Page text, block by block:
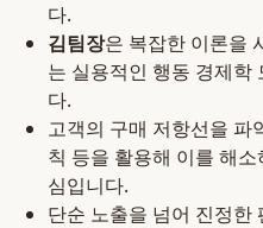
다.
김팀장은 복잡한 이론을
는 실용적인 행동 경제학
다.
고객의 구매 저항선을 파
칙 등을 활용해 이를 해소
심입니다.
단순 노출을 넘어 진정한